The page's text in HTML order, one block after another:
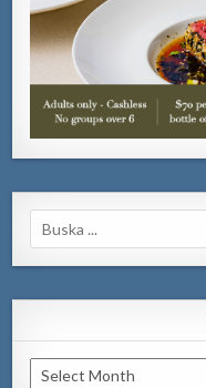
Search
for:
Archivo